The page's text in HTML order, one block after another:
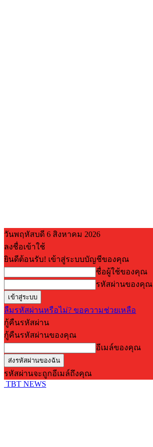
วันพฤหัสบดี 6 สิงหาคม 2026
ลงชื่อเข้าใช้
ยินดีต้อนรับ! เข้าสู่ระบบบัญชีของคุณ
ชื่อผู้ใช้ของคุณ
รหัสผ่านของคุณ
ลืมรหัสผ่านหรือไม่? ขอความช่วยเหลือ
กู้คืนรหัสผ่าน
กู้คืนรหัสผ่านของคุณ
อีเมล์ของคุณ
รหัสผ่านจะถูกอีเมล์ถึงคุณ
TBT NEWS